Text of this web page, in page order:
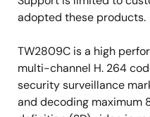
1.2V for core
3.3V for I/O pad
1.8V for DDR2 DRAM I/
PBGA-320,
1.2W power
adopted these products.
TW2809C is a high
multi-channel H. 264
security surveillance
and decoding maximum